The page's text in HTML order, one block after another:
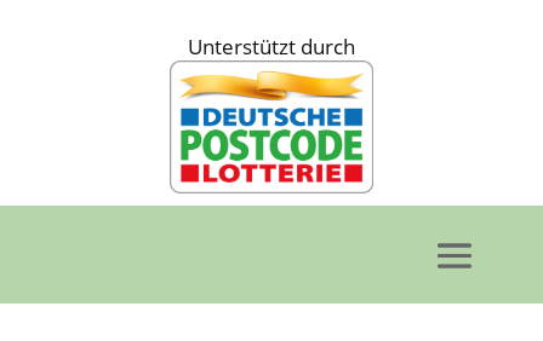
Unterstützt durch